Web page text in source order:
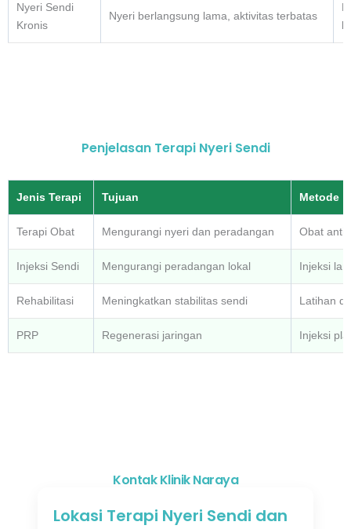
Nyeri Sendi
Kronis
Nyeri berlangsung lama, aktivitas terbatas
Penjelasan Terapi Nyeri Sendi
Jenis Terapi Tujuan Metode
Terapi Obat Mengurangi nyeri dan peradangan Obat anti
Injeksi Sendi Mengurangi peradangan lokal Injeksi
Rehabilitasi Meningkatkan stabilitas sendi Latihan
PRP Regenerasi jaringan Injeksi
Kontak Klinik Naraya
Lokasi Terapi Nyeri Sendi dan